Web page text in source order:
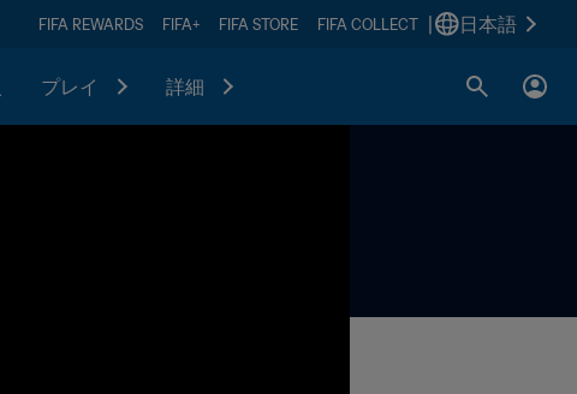
FIFA REWARDS FIFA+ FIFA STORE FIFA COLLECT 日本語
プレイ 詳細